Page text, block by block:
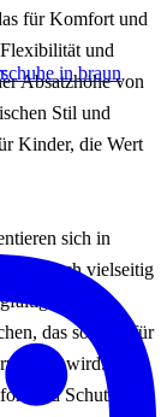
für Komfort und
und
Absatzhöhe von
Stil und
Kinder, die Wert
sich in
als auch vielseitig
das sowohl für
wird. Der
und Schutz in
in braun